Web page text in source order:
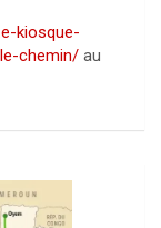
kiosque-
chemin/ au